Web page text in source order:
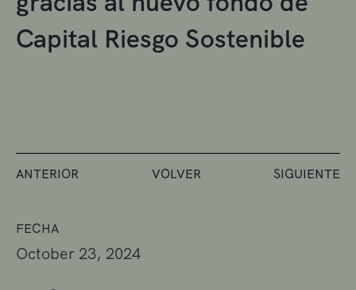
FECHA
October 23, 2024
Capital Riesgo Sostenible
ANTERIOR VOLVER SIGUIENTE